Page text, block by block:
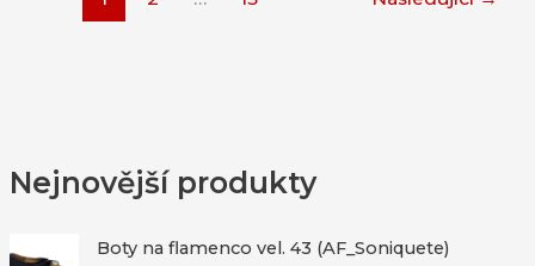
Nejnovější produkty
Boty na flamenco vel. 43 (AF_Soniquete)